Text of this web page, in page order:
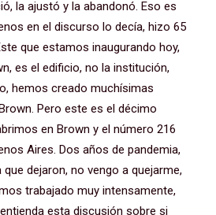
la ajustó y la abandonó. Eso es
en el discurso lo decía, hizo 65
que estamos inaugurando hoy,
es el edificio, no la institución,
hemos creado muchísimas
Pero este es el décimo
en Brown y el número 216
Aires. Dos años de pandemia,
dejaron, no vengo a quejarme,
trabajado muy intensamente,
esta discusión sobre si